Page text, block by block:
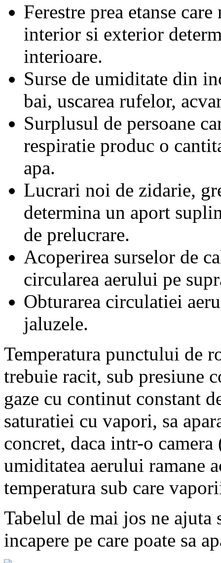
Ferestre prea etanse
interior si exterior
interioare.
Surse de umiditate din
bai, uscarea rufelor,
Surplusul de persoane
respiratie produc o
apa.
Lucrari noi de zidarie,
determina un aport
de prelucrare.
Acoperirea surselor de
circularea aerului pe
Obturarea circulatiei
jaluzele.
Temperatura punctului de
trebuie racit, sub presiune
gaze cu continut constant
saturatiei cu vapori, sa
concret, daca intr-o
umiditatea aerului ramane
temperatura sub care
Tabelul de mai jos ne ajuta
incapere pe care poate sa